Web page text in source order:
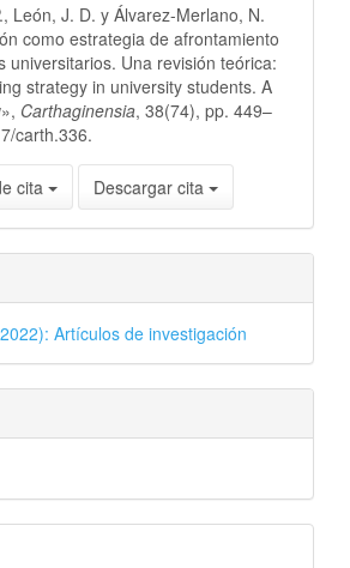
León, J. D. y Álvarez-Merlano, N.
como estrategia de afrontamiento
universitarios. Una revisión teórica:
strategy in university students. A
Carthaginensia, 38(74), pp. 449–
carth.336.
cita Descargar cita
Artículos de investigación